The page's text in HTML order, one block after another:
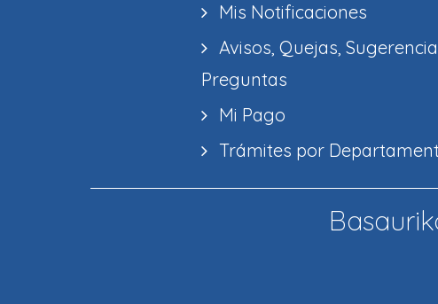
Mis Notificaciones
Avisos, Quejas,
Preguntas
Mi Pago
Trámites por